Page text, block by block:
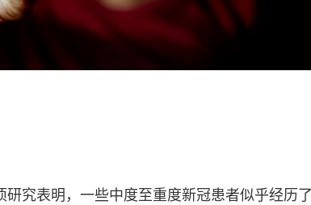
究表明，一些中度至重度新冠患者似乎经历